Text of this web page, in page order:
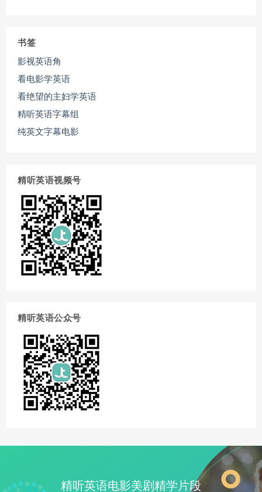
书签
影视英语角
看电影学英语
看绝望的主妇学英语
精听英语字幕组
纯英文字幕电影
精听英语视频号
精听英语公众号
精听英语电影美剧精学片段